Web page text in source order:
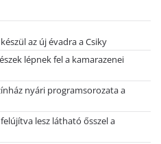
az új évadra a Csiky
lépnek fel a kamarazenei
nyári programsorozata a
lesz látható ősszel a